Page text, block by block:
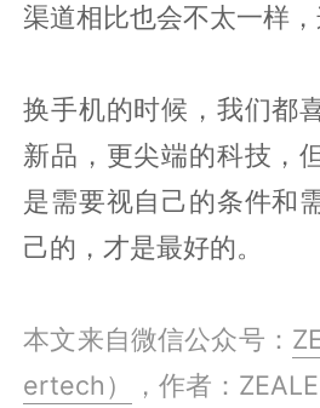
渠道相比也会不太一样，
换手机的时候，我们都
新品，更尖端的科技，
是需要视自己的条件和
己的，才是最好的。
本文来自微信公众号：
ertech）
，作者：